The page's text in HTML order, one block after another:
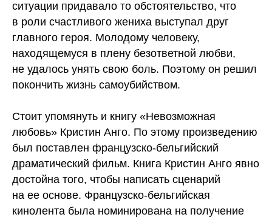
ситуации придавало то обстоятельство, что
в роли счастливого жениха выступал друг
главного героя. Молодому человеку,
находящемуся в плену безответной любви,
не удалось унять свою боль. Поэтому он решил
покончить жизнь самоубийством.
Стоит упомянуть и книгу «Невозможная
любовь» Кристин Анго. По этому произведению
был поставлен французско-бельгийский
драматический фильм. Книга Кристин Анго явно
достойна того, чтобы написать сценарий
на ее основе. Французско-бельгийская
кинолента была номинирована на получение